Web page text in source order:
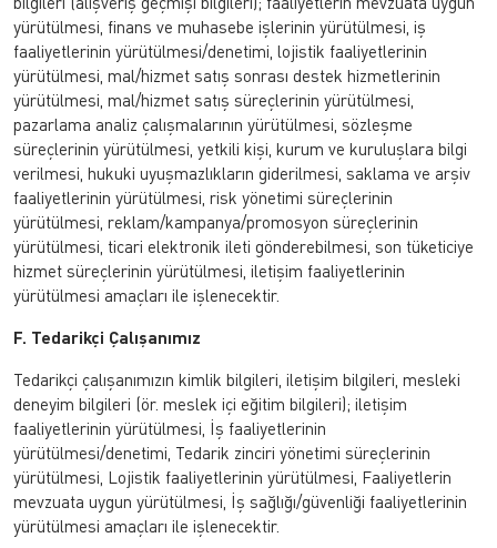
yürütülmesi, finans ve muhasebe işlerinin yürütülmesi, iş
faaliyetlerinin yürütülmesi/denetimi, lojistik faaliyetlerinin
yürütülmesi, mal/hizmet satış sonrası destek hizmetlerinin
yürütülmesi, mal/hizmet satış süreçlerinin yürütülmesi,
pazarlama analiz çalışmalarının yürütülmesi, sözleşme
süreçlerinin yürütülmesi, yetkili kişi, kurum ve kuruluşlara bilgi
verilmesi, hukuki uyuşmazlıkların giderilmesi, saklama ve arşiv
faaliyetlerinin yürütülmesi, risk yönetimi süreçlerinin
yürütülmesi, reklam/kampanya/promosyon süreçlerinin
yürütülmesi, ticari elektronik ileti gönderebilmesi, son tüketiciye
hizmet süreçlerinin yürütülmesi, iletişim faaliyetlerinin
yürütülmesi amaçları ile işlenecektir.
F. Tedarikçi Çalışanımız
Tedarikçi çalışanımızın kimlik bilgileri, iletişim bilgileri, mesleki
deneyim bilgileri (ör. meslek içi eğitim bilgileri); iletişim
faaliyetlerinin yürütülmesi, İş faaliyetlerinin
yürütülmesi/denetimi, Tedarik zinciri yönetimi süreçlerinin
yürütülmesi, Lojistik faaliyetlerinin yürütülmesi, Faaliyetlerin
mevzuata uygun yürütülmesi, İş sağlığı/güvenliği faaliyetlerinin
yürütülmesi amaçları ile işlenecektir.